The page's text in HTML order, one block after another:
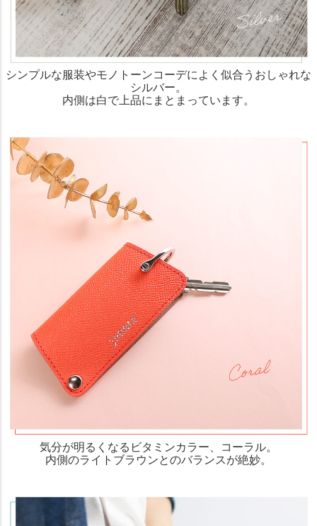
シンプルな服装やモノトーンコーデによく似合うおしゃれな
シルバー。
内側は白で上品にまとまっています。
気分が明るくなるビタミンカラー、コーラル。
内側のライトブラウンとのバランスが絶妙。